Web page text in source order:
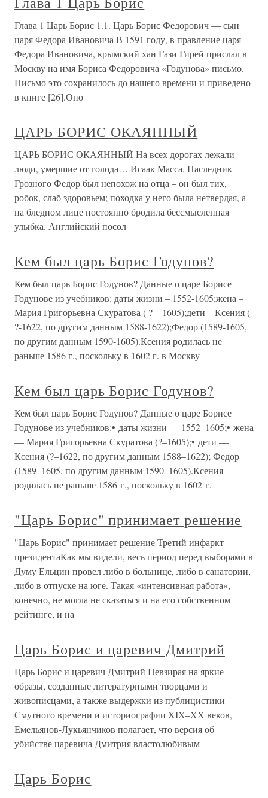
Глава 1 Царь Борис 1.1. Царь Борис Федорович — сын
царя Федора Ивановича В 1591 году, в правление царя
Федора Ивановича, крымский хан Гази Гирей прислал в
Москву на имя Бориса Федоровича «Годунова» письмо.
Письмо это сохранилось до нашего времени и приведено
в книге [26].Оно
ЦАРЬ БОРИС ОКАЯННЫЙ
ЦАРЬ БОРИС ОКАЯННЫЙ На всех дорогах лежали
люди, умершие от голода… Исаак Масса. Наследник
Грозного Федор был непохож на отца – он был тих,
робок, слаб здоровьем; походка у него была нетвердая, а
на бледном лице постоянно бродила бессмысленная
улыбка. Английский посол
Кем был царь Борис Годунов?
Кем был царь Борис Годунов? Данные о царе Борисе
Годунове из учебников: даты жизни – 1552-1605;жена –
Мария Григорьевна Скуратова ( ? – 1605);дети – Ксения (
?-1622, по другим данным 1588-1622);Федор (1589-1605,
по другим данным 1590-1605).Ксения родилась не
раньше 1586 г., поскольку в 1602 г. в Москву
Кем был царь Борис Годунов?
Кем был царь Борис Годунов? Данные о царе Борисе
Годунове из учебников:• даты жизни — 1552–1605;• жена
— Мария Григорьевна Скуратова (?–1605);• дети —
Ксения (?–1622, по другим данным 1588–1622); Федор
(1589–1605, по другим данным 1590–1605).Ксения
родилась не раньше 1586 г., поскольку в 1602 г.
"Царь Борис" принимает решение
"Царь Борис" принимает решение Третий инфаркт
президентаКак мы видели, весь период перед выборами в
Думу Ельцин провел либо в больнице, либо в санатории,
либо в отпуске на юге. Такая «интенсивная работа»,
конечно, не могла не сказаться и на его собственном
рейтинге, и на
Царь Борис и царевич Дмитрий
Царь Борис и царевич Дмитрий Невзирая на яркие
образы, созданные литературными творцами и
живописцами, а также выдержки из публицистики
Смутного времени и историографии XIX–XX веков,
Емельянов-Лукьянчиков полагает, что версия об
убийстве царевича Дмитрия властолюбивым
Царь Борис